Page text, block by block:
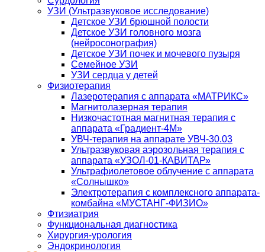
УЗИ (Ультразвуковое исследование)
Детское УЗИ брюшной полости
Детское УЗИ головного мозга
(нейросонография)
Детское УЗИ почек и мочевого пузыря
Семейное УЗИ
УЗИ сердца у детей
Физиотерапия
Лазеротерапия с аппарата «МАТРИКС»
Магнитолазерная терапия
Низкочастотная магнитная терапия с
аппарата «Градиент-4М»
УВЧ-терапия на аппарате УВЧ-30.03
Ультразвуковая аэрозольная терапия с
аппарата «УЗОЛ-01-КАВИТАР»
Ультрафиолетовое облучение с аппарата
«Солнышко»
Электротерапия с комплексного аппарата-
комбайна «МУСТАНГ-ФИЗИО»
Фтизиатрия
Функциональная диагностика
Хирургия-урология
Эндокринология